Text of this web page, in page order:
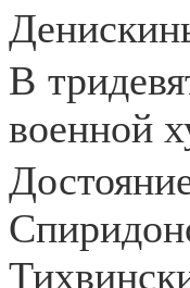
В
военной